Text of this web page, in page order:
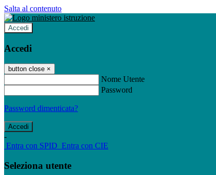
Salta al contenuto
Accedi
Accedi
button close ×
Nome Utente
Password
Password dimenticata?
-
Entra con SPID Entra con CIE
Seleziona utente